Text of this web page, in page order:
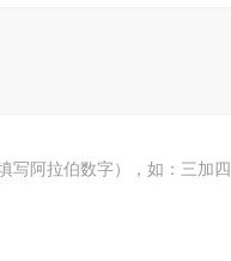
写阿拉伯数字），如：三加四